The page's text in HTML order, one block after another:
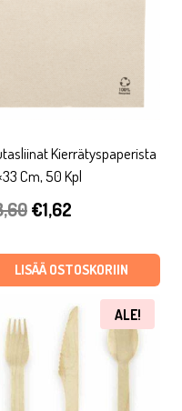
Kierrätyspaperista
Cm, 50 Kpl
Alkuperäinen
oli:
€1,62
on:
€1,62.
LISÄÄ OSTOSKORIIN
ALE!